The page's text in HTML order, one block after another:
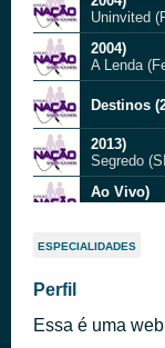
Uninvited
2004)
A Lenda
Destinos
2013)
Segredo
Ao Vivo)
A Lenda
Estranho
ESPECIALIDADES
Perfil
Essa é uma